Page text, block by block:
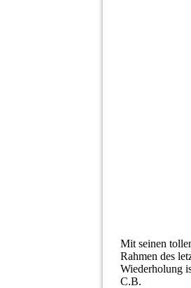
Mit seinen
Rahmen des
Wiederholung
C.B.